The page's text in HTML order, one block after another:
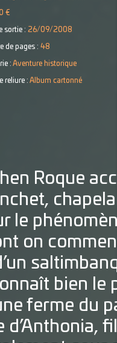
€
sortie : 26/09/2008
de pages : 48
: Aventure historique
reliure : Album cartonné
Roque
le
on
bien le
ferme du
d’Anthonia,